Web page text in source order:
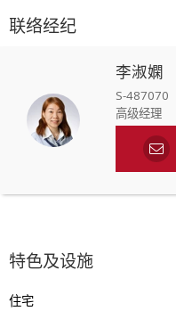
联络经纪
李淑嫻
S-487070
高级经理
特色及设施
住宅